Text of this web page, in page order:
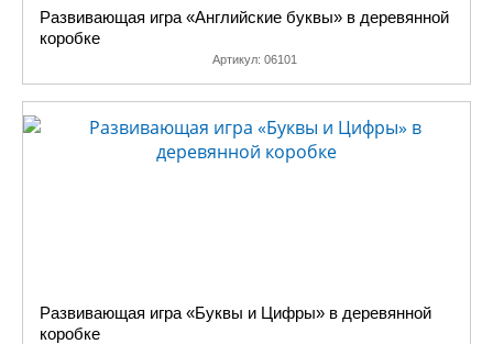
Развивающая игра «Английские буквы» в деревянной
коробке
Артикул: 06101
Развивающая игра «Буквы и Цифры» в деревянной
коробке